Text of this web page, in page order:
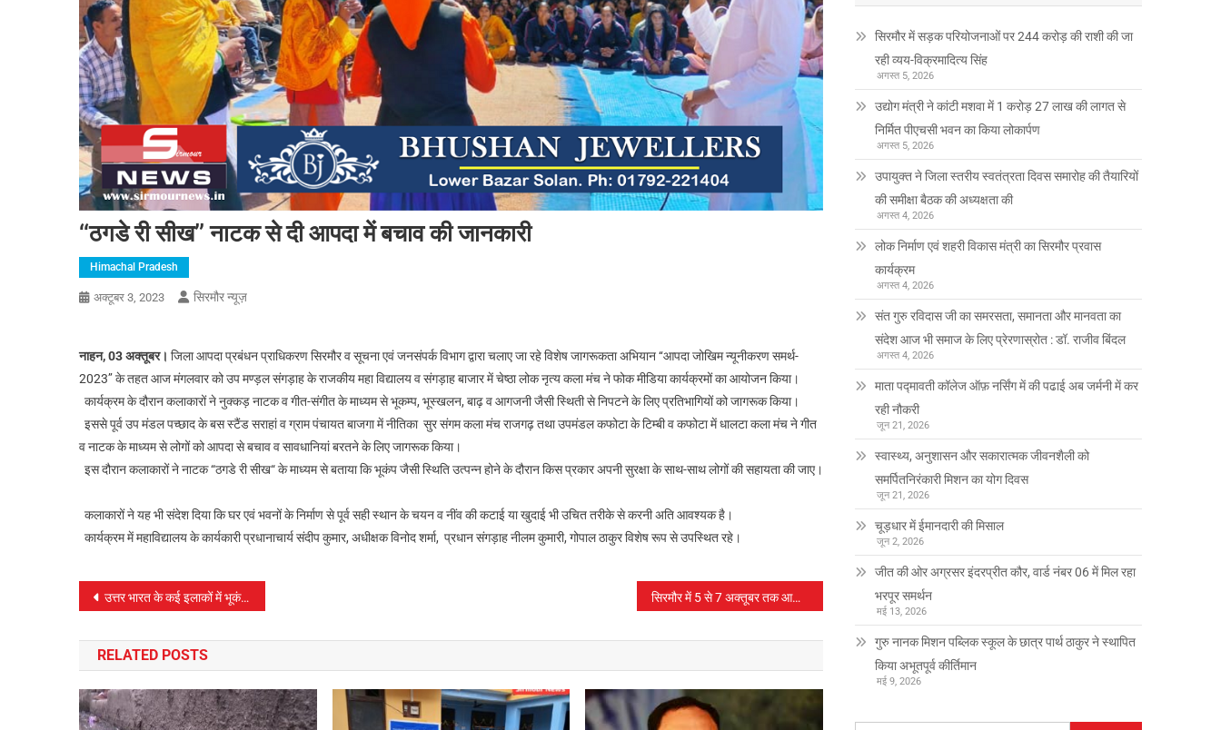
‘‘ठगडे री सीख’’ नाटक से दी आपदा में बचाव की जानकारी
Himachal Pradesh
अक्टूबर 3, 2023 सिरमौर न्यूज़
नाहन, 03 अक्तूबर। जिला आपदा प्रबंधन प्राधिकरण सिरमौर व सूचना एवं जनसंपर्क विभाग द्वारा चलाए जा रहे विशेष जागरूकता अभियान ‘‘आपदा जोखिम न्यूनीकरण समर्थ-
2023’’ के तहत आज मंगलवार को उप मण्ड़ल संगड़ाह के राजकीय महा विद्यालय व संगड़ाह बाजार में चेष्ठा लोक नृत्य कला मंच ने फोक मीडिया कार्यक्रमों का आयोजन किया।
कार्यक्रम के दौरान कलाकारों ने नुक्कड़ नाटक व गीत-संगीत के माध्यम से भूकम्प, भूस्खलन, बाढ़ व आगजनी जैसी स्थिती से निपटने के लिए प्रतिभागियों को जागरूक किया।
इससे पूर्व उप मंडल पच्छाद के बस स्टैंड सराहां व ग्राम पंचायत बाजगा में नीतिका सुर संगम कला मंच राजगढ़ तथा उपमंडल कफोटा के टिम्बी व कफोटा में धालटा कला मंच ने गीत
व नाटक के माध्यम से लोगों को आपदा से बचाव व सावधानियां बरतने के लिए जागरूक किया।
इस दौरान कलाकारों ने नाटक “ठगडे री सीख“ के माध्यम से बताया कि भूकंप जैसी स्थिति उत्पन्न होने के दौरान किस प्रकार अपनी सुरक्षा के साथ-साथ लोगों की सहायता की जाए।
कलाकारों ने यह भी संदेश दिया कि घर एवं भवनों के निर्माण से पूर्व सही स्थान के चयन व नींव की कटाई या खुदाई भी उचित तरीके से करनी अति आवश्यक है।
कार्यक्रम में महाविद्यालय के कार्यकारी प्रधानाचार्य संदीप कुमार, अधीक्षक विनोद शर्मा, प्रधान संगड़ाह नीलम कुमारी, गोपाल ठाकुर विशेष रूप से उपस्थित रहे।
पोस्ट
नेविगेशन
उत्तर भारत के कई इलाकों में भूकंप के तेज झटके, 6.2 रही तीव्रता सिरमौर में 5 से 7 अक्तूबर तक आयोजित होंगे भर्ती शिविर
RELATED POSTS
सिरमौर में सड़क परियोजनाओं पर 244 करोड़ की राशी की जा
रही व्यय-विक्रमादित्य सिंह
अगस्त 5, 2026
उद्योग मंत्री ने कांटी मशवा में 1 करोड़ 27 लाख की लागत से
निर्मित पीएचसी भवन का किया लोकार्पण
अगस्त 5, 2026
उपायुक्त ने जिला स्तरीय स्वतंत्रता दिवस समारोह की तैयारियों
की समीक्षा बैठक की अध्यक्षता की
अगस्त 4, 2026
लोक निर्माण एवं शहरी विकास मंत्री का सिरमौर प्रवास
कार्यक्रम
अगस्त 4, 2026
संत गुरु रविदास जी का समरसता, समानता और मानवता का
संदेश आज भी समाज के लिए प्रेरणास्रोत : डॉ. राजीव बिंदल
अगस्त 4, 2026
माता पद्मावती कॉलेज ऑफ़ नर्सिंग में की पढाई अब जर्मनी में कर
रही नौकरी
जून 21, 2026
स्वास्थ्य, अनुशासन और सकारात्मक जीवनशैली को
समर्पितनिरंकारी मिशन का योग दिवस
जून 21, 2026
चूड़धार में ईमानदारी की मिसाल
जून 2, 2026
जीत की ओर अग्रसर इंदरप्रीत कौर, वार्ड नंबर 06 में मिल रहा
भरपूर समर्थन
मई 13, 2026
गुरु नानक मिशन पब्लिक स्कूल के छात्र पार्थ ठाकुर ने स्थापित
किया अभूतपूर्व कीर्तिमान
मई 9, 2026